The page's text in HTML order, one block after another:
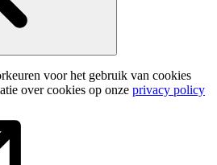
voor het gebruik van cookies
over cookies op onze privacy policy